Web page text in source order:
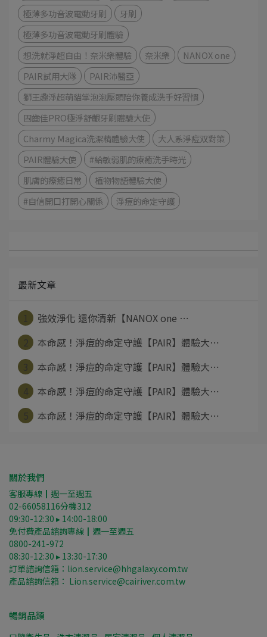
極薄多功音波電動牙刷
牙刷
極薄多功音波電動牙刷體驗
想洗就淨超自由！奈米樂體驗
奈米樂
NANOX one
PAIR試用大隊
PAIR沛醫亞
獅王趣淨超萌貓掌泡泡壓頭陪你養成洗手好習慣
固齒佳PRO極淨舒齦牙刷體驗大使
Charmy Magica洗潔精體驗大使
大人系淨痘双對策
PAIR體驗大使
#給敏弱肌的療癒洗手時光
肌膚的療癒日常
植物物語體驗大使
#自信開口打開心關係
淨痘的命定守護
最新文章
強效淨化 還你清新【NANOX one ⋯
本命感！淨痘的命定守護【PAIR】體驗大⋯
本命感！淨痘的命定守護【PAIR】體驗大⋯
本命感！淨痘的命定守護【PAIR】體驗大⋯
本命感！淨痘的命定守護【PAIR】體驗大⋯
關於我們
客服專線┃週一至週五
02-66058116分機312
09:30-12:30 ▸ 14:00-18:00
免付費產品諮詢專線┃週一至週五
0800-241-972
08:30-12:30 ▸ 13:30-17:30
訂單諮詢信箱：lion.service@hhgalaxy.com.tw
產品諮詢信箱： Lion.service@cairiver.com.tw
暢銷品類